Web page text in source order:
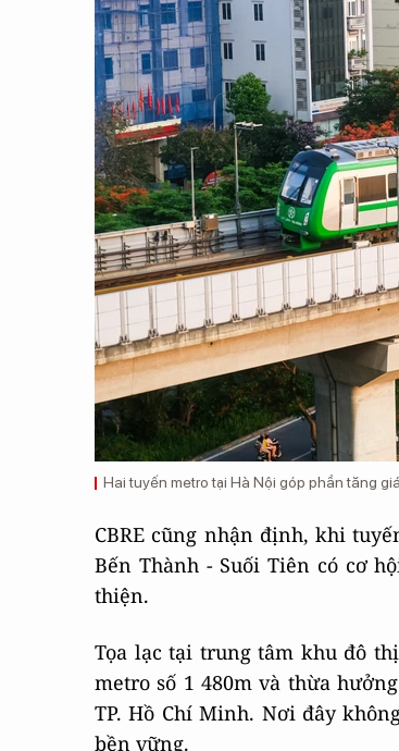
Hai tuyến metro tại Hà Nội góp phần tăng
CBRE cũng nhận định, khi
Bến Thành - Suối Tiên có cơ
thiện.
Tọa lạc tại trung tâm khu đô
metro số 1 480m và thừa
TP. Hồ Chí Minh. Nơi đây
bền vững.